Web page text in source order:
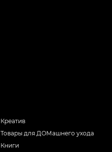
Креатив
Товары для ДОМашнего ухода
Книги